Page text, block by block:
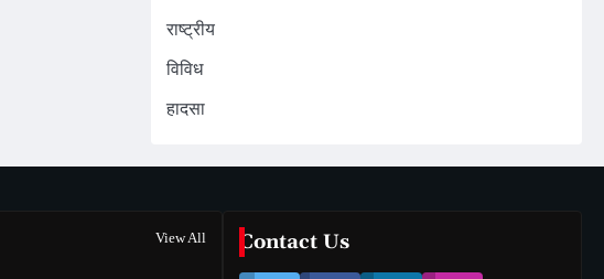
राष्ट्रीय
विविध
हादसा
View All Contact Us